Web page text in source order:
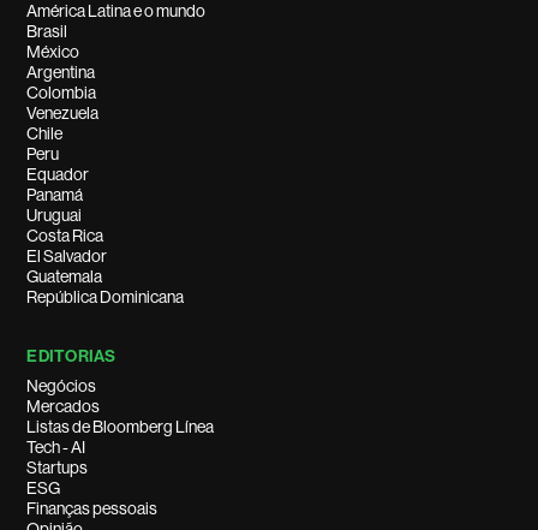
América Latina e o mundo
Brasil
México
Argentina
Colombia
Venezuela
Chile
Peru
Equador
Panamá
Uruguai
Costa Rica
El Salvador
Guatemala
República Dominicana
EDITORIAS
Negócios
Mercados
Listas de Bloomberg Línea
Tech - AI
Startups
ESG
Finanças pessoais